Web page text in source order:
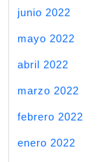
junio 2022
mayo 2022
abril 2022
marzo 2022
febrero 2022
enero 2022